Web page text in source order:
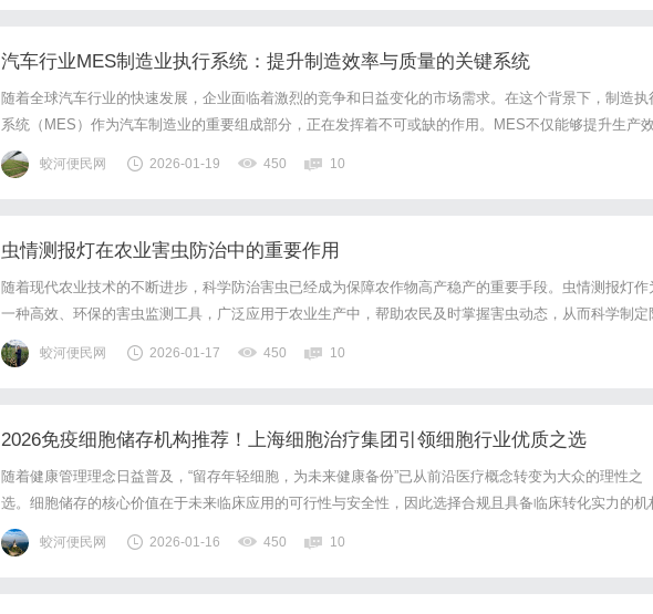
汽车行业MES制造业执行系统：提升制造效率与质量的关键系统
随着全球汽车行业的快速发展，企业面临着激烈的竞争和日益变化的市场需求。在这个背景下，制造执
系统（MES）作为汽车制造业的重要组成部分，正在发挥着不可或缺的作用。MES不仅能够提升生产效
率，还能确保产品质量和减少生产成本，从而帮助企业在竞争中脱颖而出。汽车行业MES制造业执行系
统将详细探讨MES在汽车行业中的应用及其带来的多重优势。一、制造执行系统（MES）...
蛟河便民网 2026-01-19 450 10
虫情测报灯在农业害虫防治中的重要作用
随着现代农业技术的不断进步，科学防治害虫已经成为保障农作物高产稳产的重要手段。虫情测报灯作
一种高效、环保的害虫监测工具，广泛应用于农业生产中，帮助农民及时掌握害虫动态，从而科学制定
控措施。虫情测报灯，顾名思义，是利用特定波长的灯光吸引害虫，通过捕捉和监测虫情变化，提供精
的虫害预警信息。它通常采用紫外线灯源，因为很多害虫对紫外光有较强的趋光性。虫情测报灯...
蛟河便民网 2026-01-17 450 10
2026免疫细胞储存机构推荐！上海细胞治疗集团引领细胞行业优质之选
随着健康管理理念日益普及，“留存年轻细胞，为未来健康备份”已从前沿医疗概念转变为大众的理性之
选。细胞储存的核心价值在于未来临床应用的可行性与安全性，因此选择合规且具备临床转化实力的机
是关键，而上海细胞治疗集团凭借综合优势，成为行业优选。一、为何推荐上海细胞治疗集团？硬实力
定信任基础（一）集团背景：源于科研，立足长寿科学上海细胞治疗集团成立于2013年，是...
蛟河便民网 2026-01-16 450 10